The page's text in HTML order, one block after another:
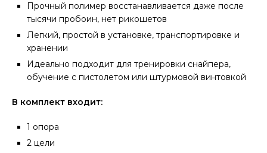
Прочный полимер восстанавливается даже после
тысячи пробоин, нет рикошетов
Легкий, простой в установке, транспортировке и
хранении
Идеально подходит для тренировки снайпера,
обучение с пистолетом или штурмовой винтовкой
В комплект входит:
1 опора
2 цели